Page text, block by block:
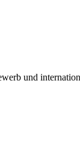
und